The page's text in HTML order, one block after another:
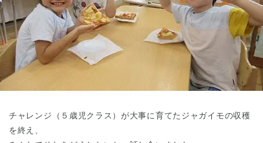
から探す
東京都
東京都 全域
チャレンジ（５歳児クラス）が大事に育てたジャガイモの収穫
を終え、